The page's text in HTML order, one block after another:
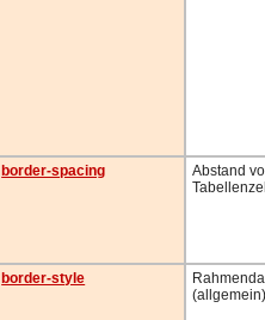
border-spacing
Abstand
border-style